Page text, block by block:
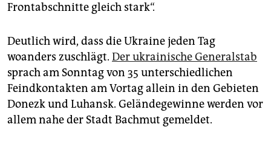
Frontabschnitte gleich stark“.
Deutlich wird, dass die Ukraine jeden Tag
woanders zuschlägt. Der ukrainische Generalstab
sprach am Sonntag von 35 unterschiedlichen
Feindkontakten am Vortag allein in den Gebieten
Donezk und Luhansk. Geländegewinne werden vor
allem nahe der Stadt Bachmut gemeldet.